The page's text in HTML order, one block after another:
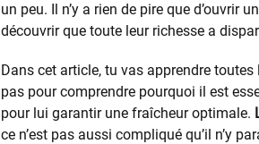
un peu. Il n’y a rien de pire que d’ouvrir
découvrir que toute leur richesse a
Dans cet article, tu vas apprendre
pas pour comprendre pourquoi il est
pour lui garantir une fraîcheur optimale.
ce n’est pas aussi compliqué qu’il n’y